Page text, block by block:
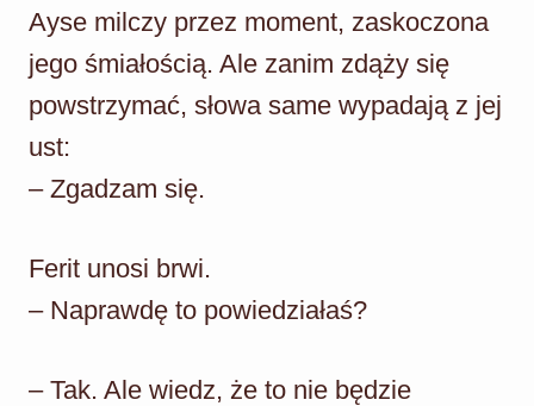
Ayse milczy przez moment, zaskoczona
jego śmiałością. Ale zanim zdąży się
powstrzymać, słowa same wypadają z jej
ust:
– Zgadzam się.
Ferit unosi brwi.
– Naprawdę to powiedziałaś?
– Tak. Ale wiedz, że to nie będzie